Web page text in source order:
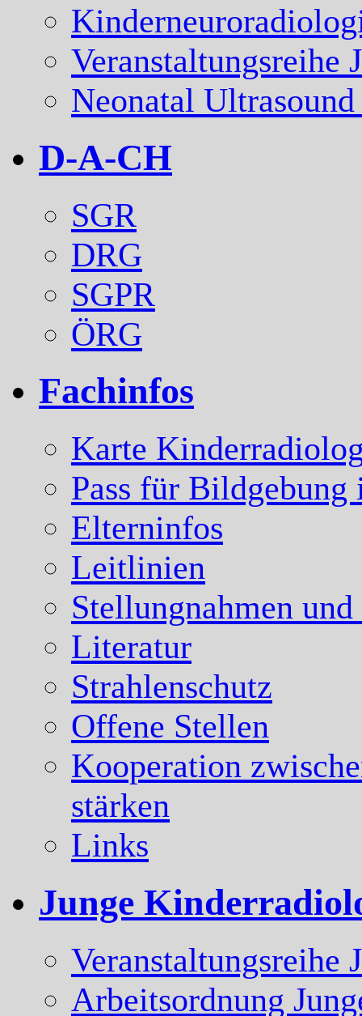
Veranstaltungsreihe
Neonatal Ultrasound
D-A-CH
SGR
DRG
SGPR
ÖRG
Fachinfos
Karte
Pass für
Elterninfos
Leitlinien
Stellungnahmen
Literatur
Strahlenschutz
Offene Stellen
Kooperation
stärken
Links
Junge
Veranstaltungsreihe
Arbeitsordnung